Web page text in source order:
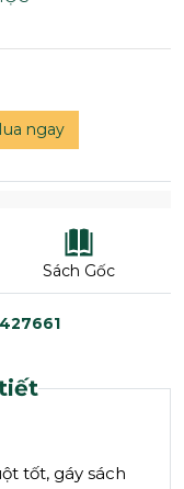
ngay
Sách Gốc
tốt, gáy sách